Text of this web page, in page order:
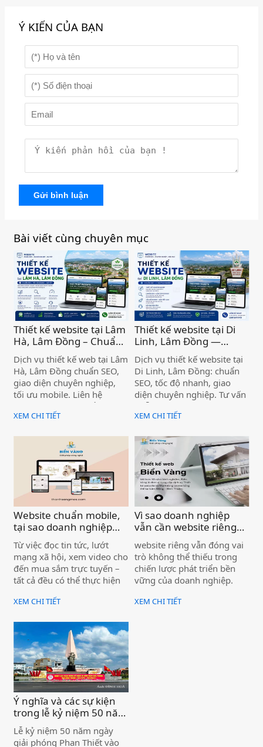
Ý KIẾN CỦA BẠN
Gửi bình luận
Bài viết cùng chuyên mục
Thiết kế website tại Lâm
Hà, Lâm Đồng – Chuẩn
SEO, Giá Tốt )
Dịch vụ thiết kế web tại Lâm
Hà, Lâm Đồng chuẩn SEO,
giao diện chuyên nghiệp,
tối ưu mobile. Liên hệ
Thanh Sang MOS để được
tư vấn miễn phí ngay hôm
XEM CHI TIẾT
Thiết kế website tại Di
Linh, Lâm Đồng —
Chuẩn SEO, Chuyên
nghiệp )
Dịch vụ thiết kế website tại
Di Linh, Lâm Đồng: chuẩn
SEO, tốc độ nhanh, giao
diện chuyên nghiệp. Tư vấn
miễn phí, bàn giao đúng
hạn. Liên hệ ngay!
XEM CHI TIẾT
Website chuẩn mobile,
tại sao doanh nghiệp
cần quan tâm? Dịch vụ
thiết kế website chuyên
nghiệp )
Từ việc đọc tin tức, lướt
mạng xã hội, xem video cho
đến mua sắm trực tuyến –
tất cả đều có thể thực hiện
nhỏ gọn.
XEM CHI TIẾT
Vì sao doanh nghiệp
vẫn cần website riêng
dù đã có Facebook, Zalo
)
website riêng vẫn đóng vai
trò không thể thiếu trong
chiến lược phát triển bền
vững của doanh nghiệp.
XEM CHI TIẾT
Ý nghĩa và các sự kiện
trong lễ kỷ niệm 50 năm
ngày giải phóng Phan
Thiết (19/4/2025) )
Lễ kỷ niệm 50 năm ngày
giải phóng Phan Thiết vào